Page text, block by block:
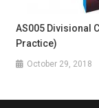
AS005 Divisional
Practice)
October 29, 2018